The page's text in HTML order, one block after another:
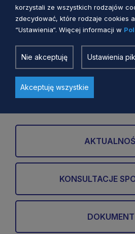
strategicznej oceny
oddziaływania na
projektu zmiany
Programu
zakresie mobilności i
Anna Uścinowicz
KONSULTACJE
korzystali ze wszystkich rodzajów
zdecydować, które rodzaje cookies
“Ustawienia“. Więcej informacji w
Nie akceptuję Ustawienia
Akceptuję wszystkie